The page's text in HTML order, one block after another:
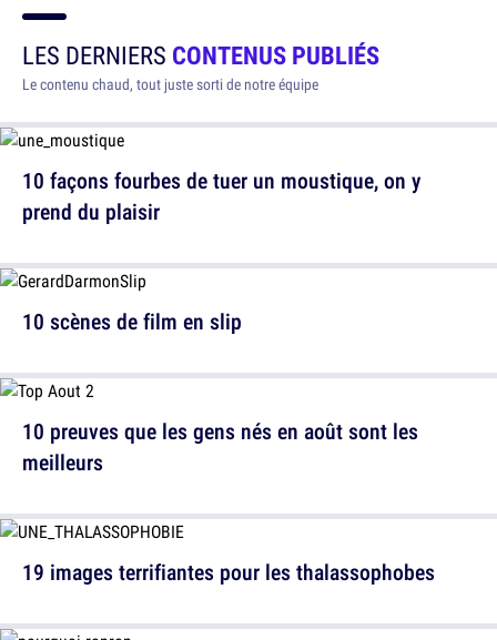
LES DERNIERS CONTENUS PUBLIÉS
Le contenu chaud, tout juste sorti de notre équipe
10 façons fourbes de tuer un moustique, on y
prend du plaisir
10 preuves que les gens nés en août sont les
meilleurs
10 scènes de film en slip
19 images terrifiantes pour les thalassophobes